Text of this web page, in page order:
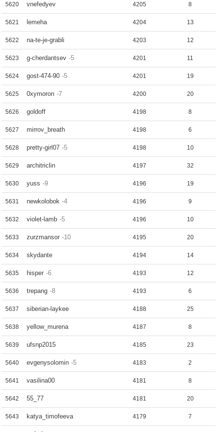
5620 vnefedyev 4205 8
5621 lemeha 4204 13
5622 na-te-je-grabli 4203 12
5623 g-cherdantsev -5 4201 11
5624 gost-474-90 -5 4201 19
5625 0xymoron -7 4200 20
5626 goldoff 4198 8
5627 mirrov_breath 4198 6
5628 pretty-girl07 -5 4198 10
5629 architriclin 4197 32
5630 yuss -9 4196 19
5631 newkolobok -4 4196 9
5632 violet-lamb -5 4196 10
5633 zurzmansor -10 4195 20
5634 skydante 4194 14
5635 hisper -6 4193 12
5636 trepang -8 4193 6
5637 siberian-laykee 4188 25
5638 yellow_murena 4187 8
5639 ufsnp2015 4185 23
5640 evgenysolomin -5 4183 2
5641 vasilina00 4181 8
5642 55_77 4181 20
5643 katya_timofeeva 4179 7